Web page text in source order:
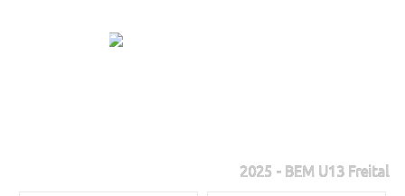
2025 - BEM U13 Freital